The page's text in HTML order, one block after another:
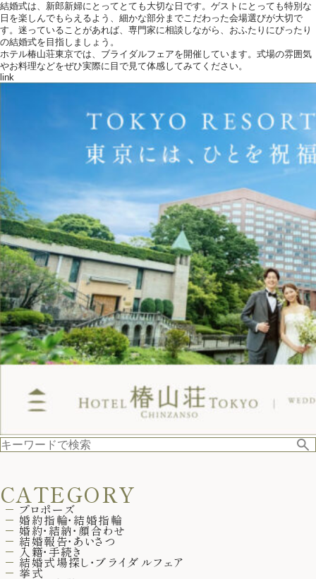
結婚式は、新郎新婦にとってとても大切な日です。ゲストにとっても特別な
日を楽しんでもらえるよう、細かな部分までこだわった会場選びが大切で
す。迷っていることがあれば、専門家に相談しながら、おふたりにぴったり
の結婚式を目指しましょう。
ホテル椿山荘東京では、ブライダルフェアを開催しています。式場の雰囲気
やお料理などをぜひ実際に目で見て体感してみてください。
link
CATEGORY
プロポーズ
婚約指輪・結婚指輪
婚約・結納・顔合わせ
結婚報告・あいさつ
入籍・手続き
結婚式場探し・ブライダルフェア
挙式